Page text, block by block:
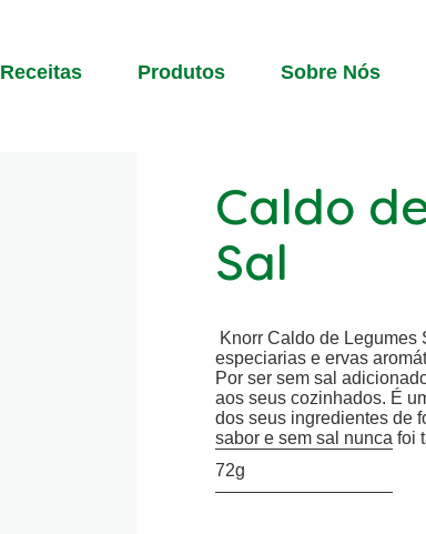
Receitas Produtos Sobre Nós
Caldo
Sal
Knorr Caldo de Legumes
especiarias e ervas
Por ser sem sal
aos seus cozinhados. É
dos seus ingredientes de
sabor e sem sal nunca foi
72g